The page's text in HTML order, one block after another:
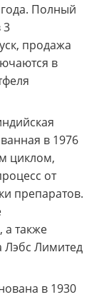
Полный
3
продажа
в
в 1976
циклом,
от
препаратов.
также
Лэбс Лимитед
в 1930